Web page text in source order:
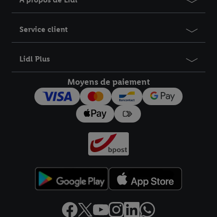
Service client
Lidl Plus
Moyens de paiement